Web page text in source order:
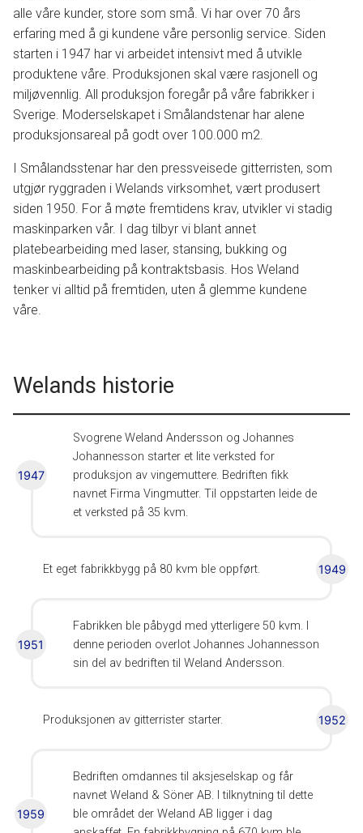
alle våre kunder, store som små. Vi har over 70 års
erfaring med å gi kundene våre personlig service. Siden
starten i 1947 har vi arbeidet intensivt med å utvikle
produktene våre. Produksjonen skal være rasjonell og
miljøvennlig. All produksjon foregår på våre fabrikker i
Sverige. Moderselskapet i Smålandstenar har alene
produksjonsareal på godt over 100.000 m2.
I Smålandsstenar har den pressveisede gitterristen, som
utgjør ryggraden i Welands virksomhet, vært produsert
siden 1950. For å møte fremtidens krav, utvikler vi stadig
maskinparken vår. I dag tilbyr vi blant annet
platebearbeiding med laser, stansing, bukking og
maskinbearbeiding på kontraktsbasis. Hos Weland
tenker vi alltid på fremtiden, uten å glemme kundene
våre.
Welands historie
1947
Svogrene Weland Andersson og Johannes
Johannesson starter et lite verksted for
produksjon av vingemuttere. Bedriften fikk
navnet Firma Vingmutter. Til oppstarten leide de
et verksted på 35 kvm.
Et eget fabrikkbygg på 80 kvm ble oppført. 1949
1951
Fabrikken ble påbygd med ytterligere 50 kvm. I
denne perioden overlot Johannes Johannesson
sin del av bedriften til Weland Andersson.
Produksjonen av gitterrister starter. 1952
1959
Bedriften omdannes til aksjeselskap og får
navnet Weland & Söner AB. I tilknytning til dette
ble området der Weland AB ligger i dag